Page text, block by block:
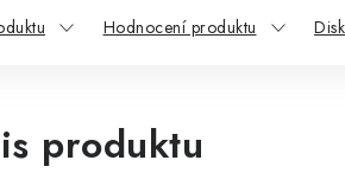
Hodnocení produktu
produktu